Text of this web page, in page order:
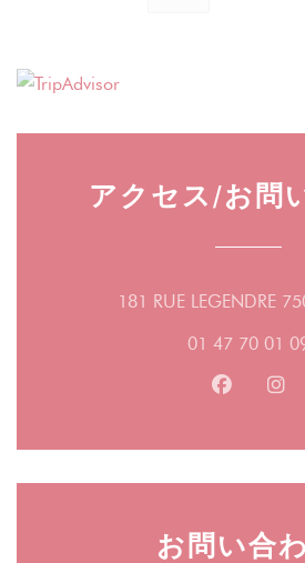
アクセス/お問
181 RUE LEGENDRE
01 47 70 01
お問い合